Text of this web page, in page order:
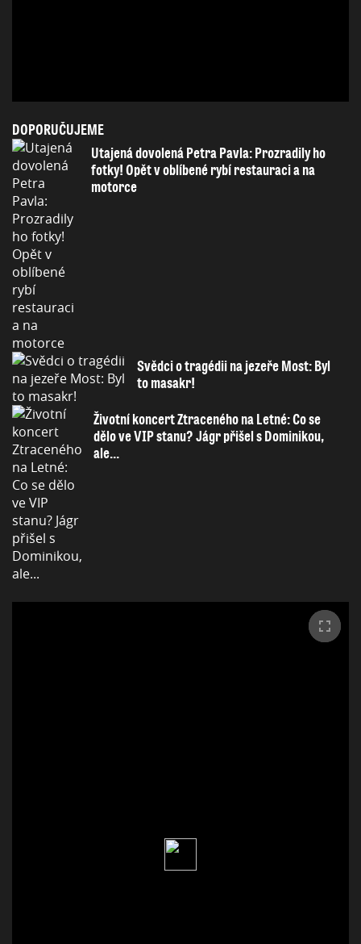
DOPORUČUJEME
Utajená dovolená Petra Pavla: Prozradily ho
fotky! Opět v oblíbené rybí restauraci a na
motorce
Svědci o tragédii na jezeře Most: Byl
to masakr!
Životní koncert Ztraceného na Letné: Co se
dělo ve VIP stanu? Jágr přišel s Dominikou,
ale...